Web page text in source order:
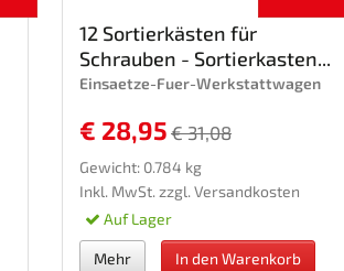
12 Sortierkästen für
Schrauben - Sortierkasten...
Einsaetze-Fuer-Werkstattwagen
€ 28,95 € 31,08
Gewicht: 0.784 kg
Inkl. MwSt. zzgl. Versandkosten
Auf Lager
Mehr In den Warenkorb